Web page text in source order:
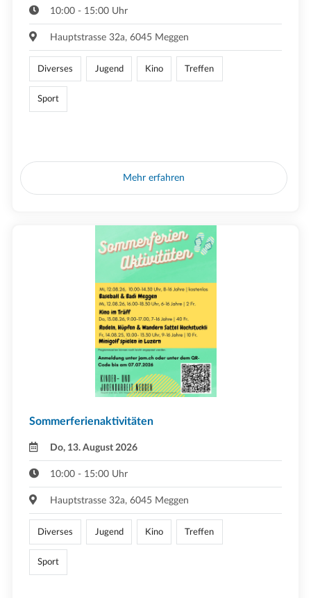
10:00 - 15:00 Uhr
Hauptstrasse 32a, 6045 Meggen
Diverses Jugend Kino Treffen
Sport
Mehr erfahren
Sommerferienaktivitäten
Do, 13. August 2026
10:00 - 15:00 Uhr
Hauptstrasse 32a, 6045 Meggen
Diverses Jugend Kino Treffen
Sport